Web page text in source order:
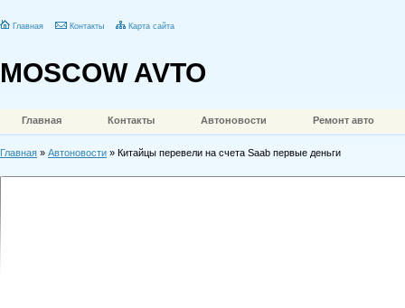
Главная Контакты Карта сайта
MOSCOW AVTO
Главная Контакты Автоновости Ремонт авто
Главная » Автоновости » Китайцы перевели на счета Saab первые деньги